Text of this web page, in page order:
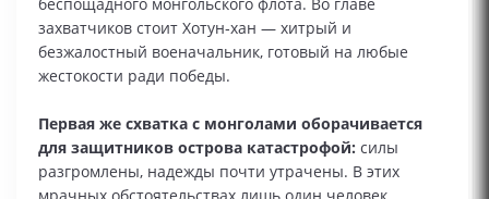
захватчиков стоит Хотун‑хан — хитрый и
безжалостный военачальник, готовый на любые
жестокости ради победы.
Первая же схватка с монголами оборачивается
для защитников острова катастрофой: силы
разгромлены, надежды почти утрачены. В этих